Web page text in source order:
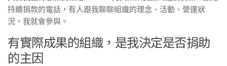
持續捐款的電話，有人跟我聊聊組織的理念、活動、營運狀
況，我就會參與。
有實際成果的組織，是我決定是否捐助
的主因